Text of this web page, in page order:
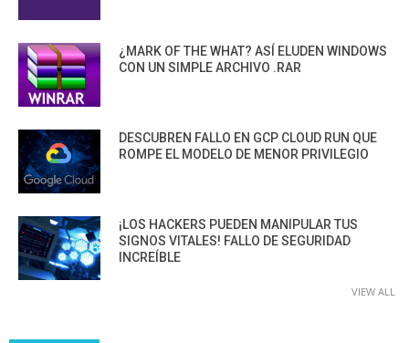
¿MARK OF THE WHAT? ASÍ ELUDEN WINDOWS
CON UN SIMPLE ARCHIVO .RAR
DESCUBREN FALLO EN GCP CLOUD RUN QUE
ROMPE EL MODELO DE MENOR PRIVILEGIO
¡LOS HACKERS PUEDEN MANIPULAR TUS
SIGNOS VITALES! FALLO DE SEGURIDAD
INCREÍBLE
VIEW ALL